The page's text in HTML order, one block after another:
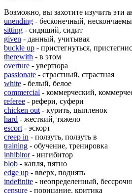
Возможно, вы захотите изучить эти
unending - бесконечный,
sitting - сидящий, сидит
given - данный, учитывая
buckle up - пристегнуться,
therewith - в этом
overture - увертюра
passionate - страстный, страстная
white - белый, белое
commercial - коммерческий,
referee - рефери, суфери
chicken out - курить, цыпленок
hard - жесткий, тяжело
escort - эскорт
creep in - ползуть, ползуть в
training - обучение, тренировка
inhibitor- ингибитор
blob - капля, пятно
edge up - вверх, поднять
indefinite - неопределенный,
censure - порицание, критика